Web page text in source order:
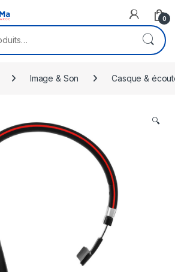
0
Image & Son Casque &
🔍